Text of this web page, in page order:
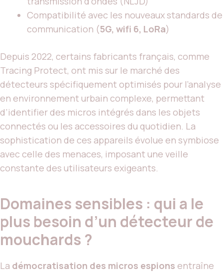
Compatibilité avec les nouveaux standards de
communication (5G, wifi 6, LoRa)
Depuis 2022, certains fabricants français, comme
Tracing Protect, ont mis sur le marché des
détecteurs spécifiquement optimisés pour l’analyse
en environnement urbain complexe, permettant
d’identifier des micros intégrés dans les objets
connectés ou les accessoires du quotidien. La
sophistication de ces appareils évolue en symbiose
avec celle des menaces, imposant une veille
constante des utilisateurs exigeants.
Domaines sensibles : qui a le
plus besoin d’un détecteur de
mouchards ?
La démocratisation des micros espions entraîne